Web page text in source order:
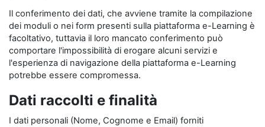
Il conferimento dei dati, che avviene tramite la compilazione
dei moduli o nei form presenti sulla piattaforma e-Learning è
facoltativo, tuttavia il loro mancato conferimento può
comportare l'impossibilità di erogare alcuni servizi e
l'esperienza di navigazione della piattaforma e-Learning
potrebbe essere compromessa.
Dati raccolti e finalità
I dati personali (Nome, Cognome e Email) forniti